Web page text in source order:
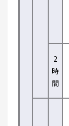
2
時
間